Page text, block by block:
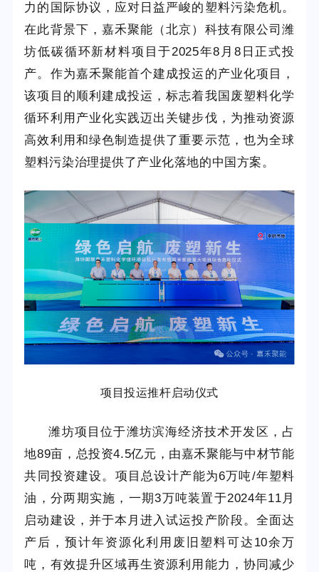
力的国际协议，应对日益严峻的塑料污染危机。
在此背景下，嘉禾聚能（北京）科技有限公司潍
坊低碳循环新材料项目于2025年8月8日正式投
产。作为嘉禾聚能首个建成投运的产业化项目，
该项目的顺利建成投运，标志着我国废塑料化学
循环利用产业化实践迈出关键步伐，为推动资源
高效利用和绿色制造提供了重要示范，也为全球
塑料污染治理提供了产业化落地的中国方案。
项目投运推杆启动仪式
潍坊项目位于潍坊滨海经济技术开发区，占
地89亩，总投资4.5亿元，由嘉禾聚能与中材节能
共同投资建设。项目总设计产能为6万吨/年塑料
油，分两期实施，一期3万吨装置于2024年11月
启动建设，并于本月进入试运投产阶段。全面达
产后，预计年资源化利用废旧塑料可达10余万
吨，有效提升区域再生资源利用能力，协同减少